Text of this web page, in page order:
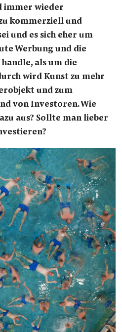
immer wieder
kommerziell und
und es sich eher um
Werbung und die
als um die
wird Kunst zu mehr
und zum
von Investoren. Wie
aus? Sollte man lieber